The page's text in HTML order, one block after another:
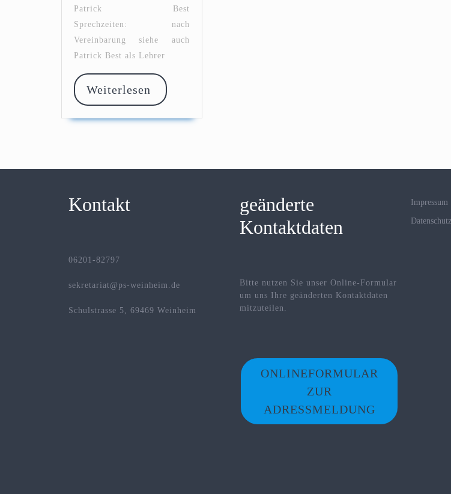
Patrick Best
Sprechzeiten: nach
Vereinbarung siehe auch
Patrick Best als Lehrer
Weiterlesen Weiterlesen
Kontakt
06201-82797
sekretariat@ps-weinheim.de
Schulstrasse 5, 69469 Weinheim
geänderte
Kontaktdaten
Bitte nutzen Sie unser Online-Formular
um uns Ihre geänderten Kontaktdaten
mitzuteilen.
ONLINEFORMULAR
ZUR
ADRESSMELDUNG
Impressum